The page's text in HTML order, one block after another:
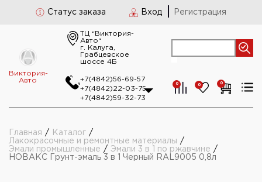
Статус заказа Вход Регистрация
Виктория-
Авто
ТЦ “Виктория-
Авто“
г. Калуга,
Грабцевское
шоссе 4Б
+7(4842)56-69-57
+7(4842)22-03-75
+7(4842)59-32-73
0 0 0
Главная / Каталог /
Лакокрасочные и ремонтные материалы /
Эмали промышленные / Эмали 3 в 1 по ржавчине /
НОВАКС Грунт-эмаль 3 в 1 Черный RAL9005 0,8л